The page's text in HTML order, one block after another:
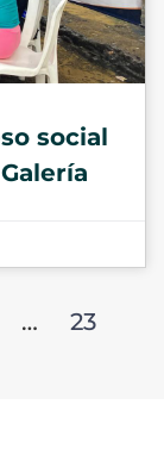
social
… 23